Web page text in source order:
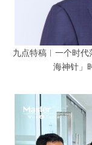
九点特稿︱一个时
海神针」